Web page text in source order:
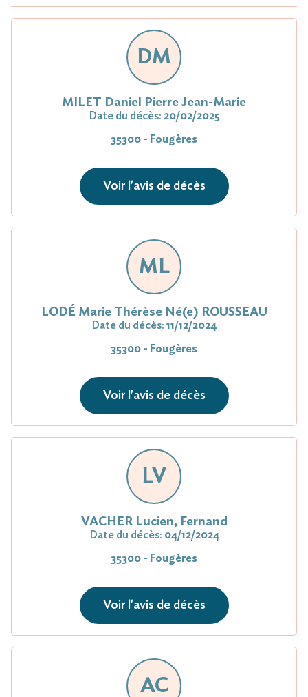
DM
MILET Daniel Pierre Jean-Marie
Date du décès: 20/02/2025
35300 - Fougères
Voir l'avis de décès
ML
LODÉ Marie Thérèse Né(e) ROUSSEAU
Date du décès: 11/12/2024
35300 - Fougères
Voir l'avis de décès
LV
VACHER Lucien, Fernand
Date du décès: 04/12/2024
35300 - Fougères
Voir l'avis de décès
AC